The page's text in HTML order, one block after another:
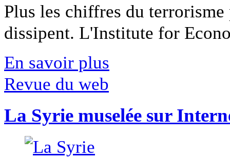
Plus les chiffres du
dissipent. L'Institute for
En savoir plus
Revue du web
La Syrie muselée sur